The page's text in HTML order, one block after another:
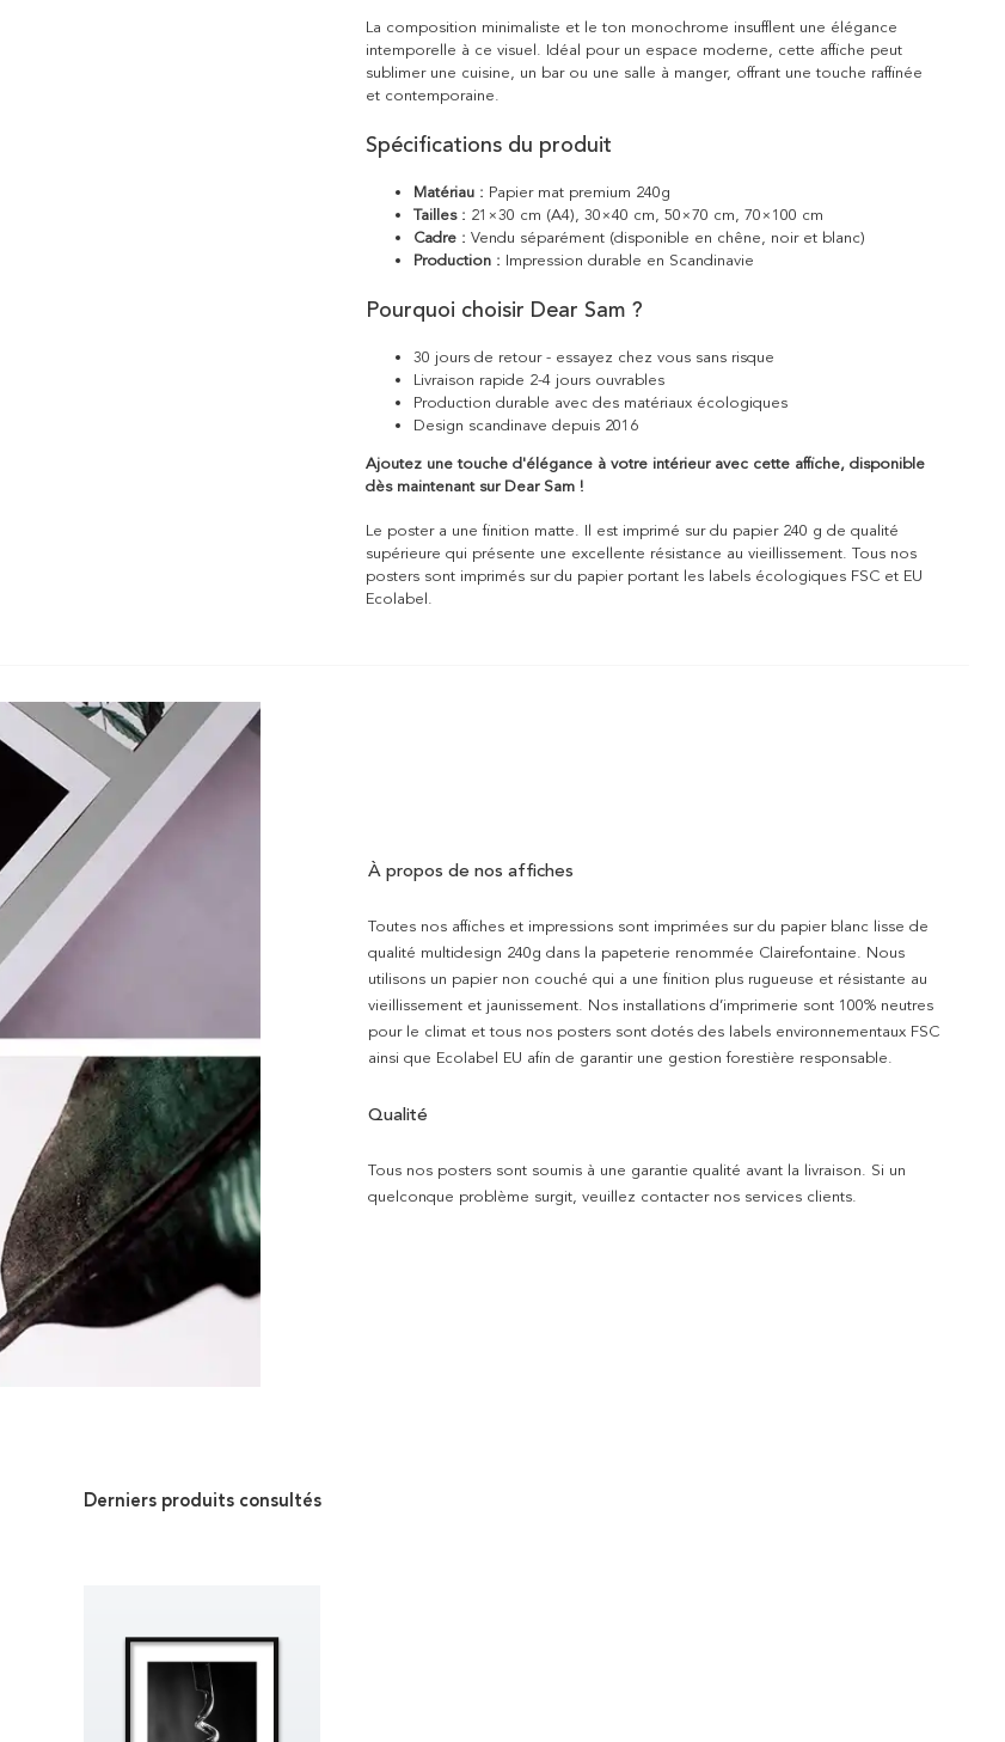
La composition minimaliste et le ton monochrome insufflent une élégance
intemporelle à ce visuel. Idéal pour un espace moderne, cette affiche peut
sublimer une cuisine, un bar ou une salle à manger, offrant une touche raffinée
et contemporaine.
Spécifications du produit
Matériau : Papier mat premium 240g
Tailles : 21×30 cm (A4), 30×40 cm, 50×70 cm, 70×100 cm
Cadre : Vendu séparément (disponible en chêne, noir et blanc)
Production : Impression durable en Scandinavie
Pourquoi choisir Dear Sam ?
30 jours de retour - essayez chez vous sans risque
Livraison rapide 2-4 jours ouvrables
Production durable avec des matériaux écologiques
Design scandinave depuis 2016
Ajoutez une touche d'élégance à votre intérieur avec cette affiche, disponible
dès maintenant sur Dear Sam !
Le poster a une finition matte. Il est imprimé sur du papier 240 g de qualité
supérieure qui présente une excellente résistance au vieillissement. Tous nos
posters sont imprimés sur du papier portant les labels écologiques FSC et EU
Ecolabel.
À propos de nos affiches
Toutes nos affiches et impressions sont imprimées sur du papier blanc lisse de
qualité multidesign 240g dans la papeterie renommée Clairefontaine. Nous
utilisons un papier non couché qui a une finition plus rugueuse et résistante au
vieillissement et jaunissement. Nos installations d’imprimerie sont 100% neutres
pour le climat et tous nos posters sont dotés des labels environnementaux FSC
ainsi que Ecolabel EU afin de garantir une gestion forestière responsable.
Qualité
Tous nos posters sont soumis à une garantie qualité avant la livraison. Si un
quelconque problème surgit, veuillez contacter nos services clients.
Derniers produits consultés